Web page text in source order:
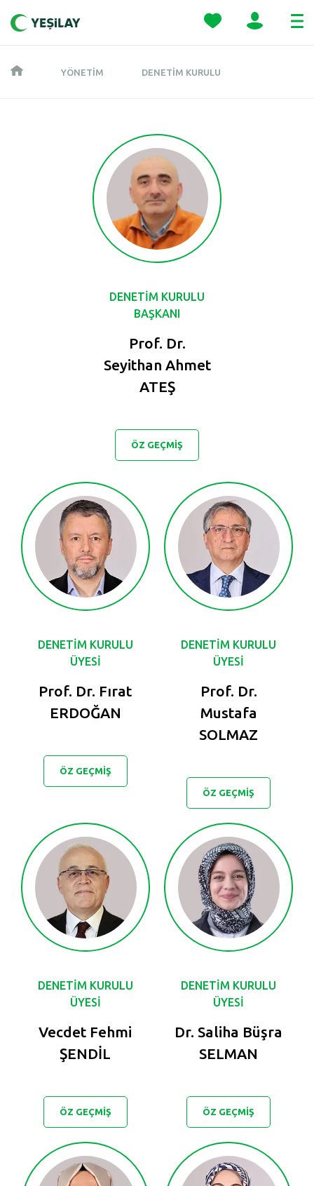
YÖNETIM DENETIM KURULU
DENETİM KURULU
BAŞKANI
Prof. Dr.
Seyithan Ahmet
ATEŞ
ÖZ GEÇMİŞ
DENETİM KURULU
ÜYESİ
Prof. Dr. Fırat
ERDOĞAN
ÖZ GEÇMİŞ
DENETİM KURULU
ÜYESİ
Prof. Dr.
Mustafa
SOLMAZ
ÖZ GEÇMİŞ
DENETİM KURULU
ÜYESİ
Vecdet Fehmi
ŞENDİL
ÖZ GEÇMİŞ
DENETİM KURULU
ÜYESİ
Dr. Saliha Büşra
SELMAN
ÖZ GEÇMİŞ